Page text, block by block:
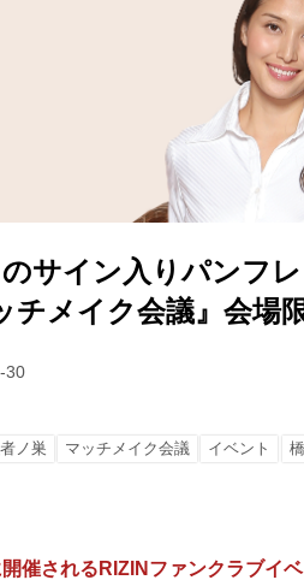
サイン入りパンフレ
チメイク会議』会場
30
ノ巣 マッチメイク会議 イベント
催されるRIZINファンクラブイ